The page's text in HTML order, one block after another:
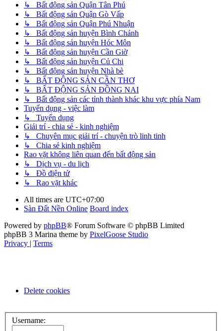
↳ Bất động sản Quận Tân Phú
↳ Bất động sản Quận Gò Vấp
↳ Bất động sản Quận Phú Nhuận
↳ Bất động sản huyện Bình Chánh
↳ Bất động sản huyện Hóc Môn
↳ Bất động sản huyện Cần Giờ
↳ Bất động sản huyện Củ Chi
↳ Bất động sản huyện Nhà bè
↳ BẤT ĐỘNG SẢN CẦN THƠ
↳ BẤT ĐỘNG SẢN ĐỒNG NAI
↳ Bất động sản các tỉnh thành khác khu vực phía Nam
Tuyển dụng - việc làm
↳ Tuyển dụng
Giải trí - chia sẻ - kinh nghiệm
↳ Chuyên mục giải trí - chuyện trò linh tinh
↳ Chia sẻ kinh nghiệm
Rao vặt không liên quan đến bất động sản
↳ Dịch vụ - du lịch
↳ Đồ điện tử
↳ Rao vặt khác
All times are UTC+07:00
Sàn Đất Nền Online Board index
Powered by phpBB® Forum Software © phpBB Limited
phpBB 3 Marina theme by PixelGoose Studio
Privacy | Terms
Delete cookies
Username: